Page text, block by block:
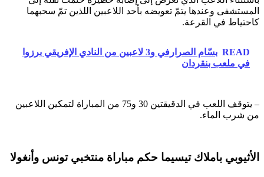
المستشفى وعندها يتمّ تعويضه بأحد اللاعبين اللذين تمّ سحبهما
كاحتياط في القرعة.
READ
بسّام الصرارفي و3 لاعبين من النادي الإفريقي برزوا
في ملعب بنقردان
– يتوقف اللعب في الدقيقتين 30 و75 من المباراة لتمكين اللاعبين
من شرب الماء.
الأثيوبي باملاك تيسيما حكم مباراة منتخبي تونس وأنغولا